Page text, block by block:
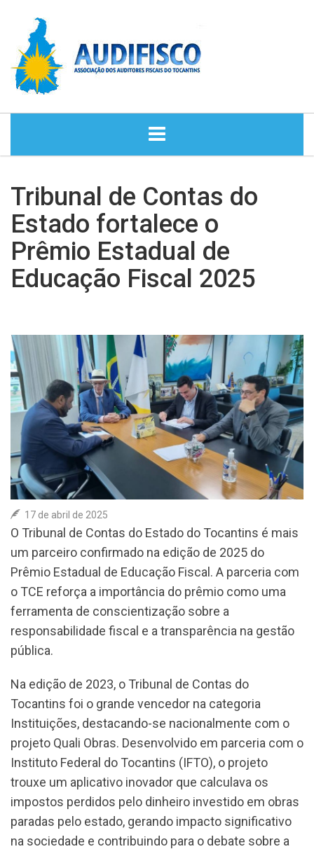
NOTÍCIAS
DIRETORIA
HISTÓRIA
ASSOCIE-SE
COLUNA SOCIAL
CONTATO
Tribunal de Contas do
Estado fortalece o
Prêmio Estadual de
Educação Fiscal 2025
17 de abril de 2025
O Tribunal de Contas do Estado do Tocantins é mais
um parceiro confirmado na edição de 2025 do
Prêmio Estadual de Educação Fiscal. A parceria com
o TCE reforça a importância do prêmio como uma
ferramenta de conscientização sobre a
responsabilidade fiscal e a transparência na gestão
pública.
Na edição de 2023, o Tribunal de Contas do
Tocantins foi o grande vencedor na categoria
Instituições, destacando-se nacionalmente com o
projeto Quali Obras. Desenvolvido em parceria com o
Instituto Federal do Tocantins (IFTO), o projeto
trouxe um aplicativo inovador que calculava os
impostos perdidos pelo dinheiro investido em obras
paradas pelo estado, gerando impacto significativo
na sociedade e contribuindo para o debate sobre a